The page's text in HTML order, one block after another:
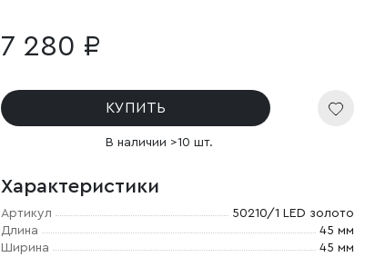
7 280 ₽
КУПИТЬ
В наличии >10 шт.
Характеристики
Артикул
50210/1 LED золото
Длина
45 мм
Ширина
45 мм